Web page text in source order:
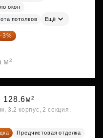
окон
потолков Ещё
-3%
м²
128.6м²
3.2 корпус, 2 секция,
Предчистовая отделка